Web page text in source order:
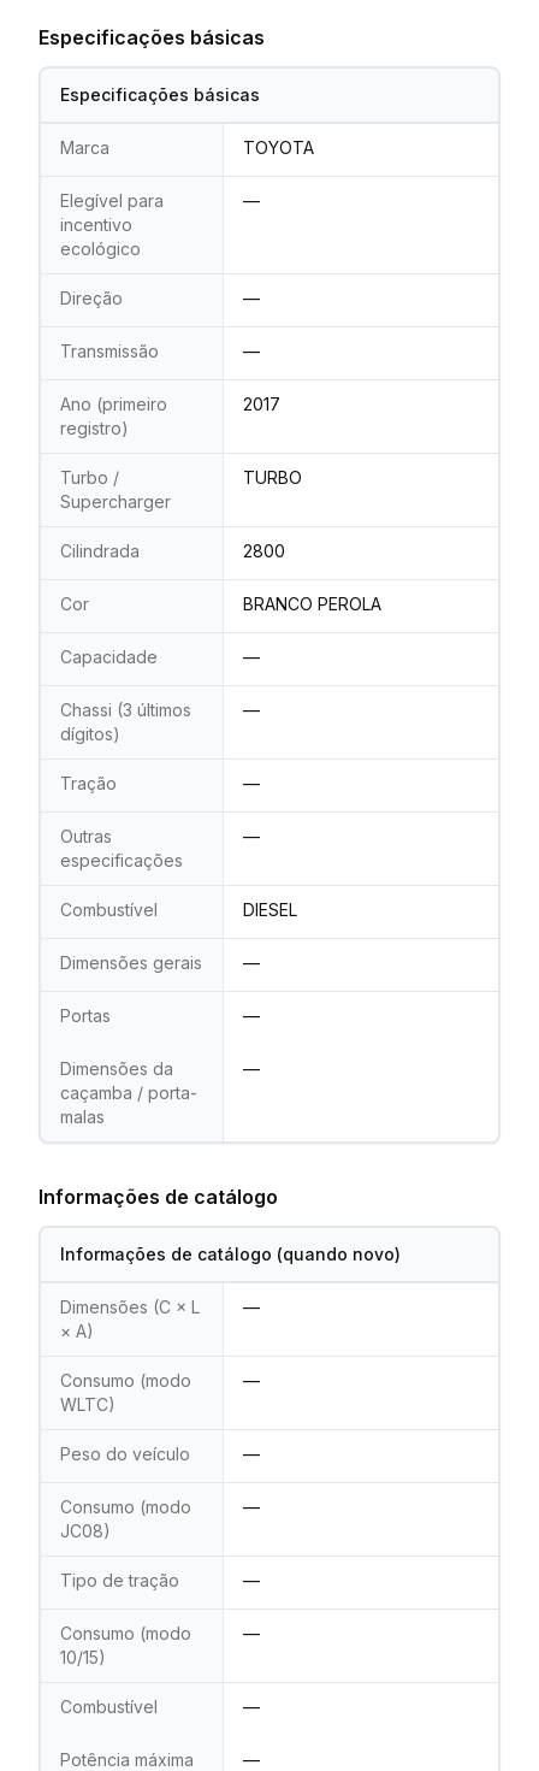
Especificações básicas
Especificações básicas
Marca TOYOTA
Elegível para
incentivo
ecológico
—
Direção —
Transmissão —
Ano (primeiro
registro)
2017
Turbo /
Supercharger
TURBO
Cilindrada 2800
Cor BRANCO PEROLA
Capacidade —
Chassi (3 últimos
dígitos)
—
Tração —
Outras
especificações
—
Combustível DIESEL
Dimensões gerais —
Portas —
Dimensões da
caçamba / porta-
malas
—
Informações de catálogo
Informações de catálogo (quando novo)
Dimensões (C × L
× A)
—
Consumo (modo
WLTC)
—
Peso do veículo —
Consumo (modo
JC08)
—
Tipo de tração —
Consumo (modo
10/15)
—
Combustível —
Potência máxima —